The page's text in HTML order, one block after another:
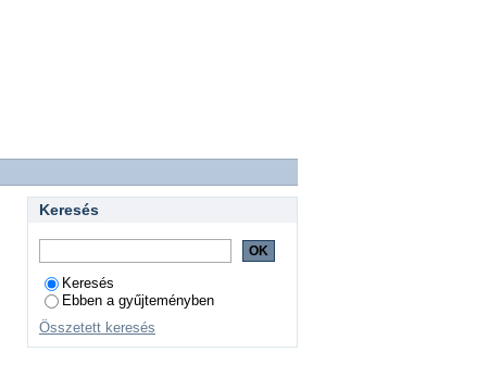
Keresés
Keresés
Ebben a gyűjteményben
Összetett keresés